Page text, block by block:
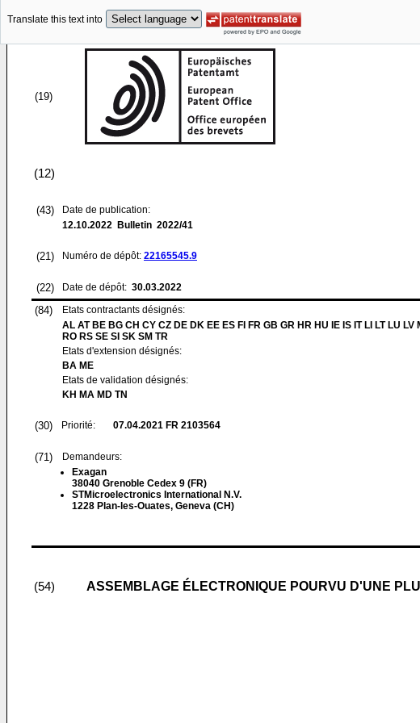
Translate this text into
(19)
(12)
(43)
Date de publication:
12.10.2022 Bulletin 2022/41
(21) Numéro de dépôt: 22165545.9
(22) Date de dépôt: 30.03.2022
(84)
Etats contractants désignés:
AL AT BE BG CH CY CZ DE DK EE ES FI FR GB GR HR HU IE IS IT LI LT LU LV
RO RS SE SI SK SM TR
Etats d'extension désignés:
BA ME
Etats de validation désignés:
KH MA MD TN
(30) Priorité: 07.04.2021 FR 2103564
(71)
Demandeurs:
Exagan
38040 Grenoble Cedex 9 (FR)
STMicroelectronics International N.V.
1228 Plan-les-Ouates, Geneva (CH)
(54) ASSEMBLAGE ÉLECTRONIQUE POURVU D'UNE